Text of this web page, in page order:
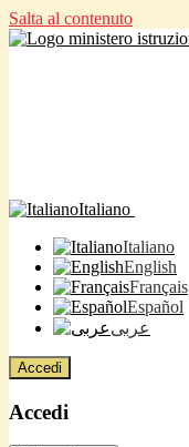
Salta al contenuto
Italiano
Italiano
English
Français
Español
عربى
Accedi
Accedi